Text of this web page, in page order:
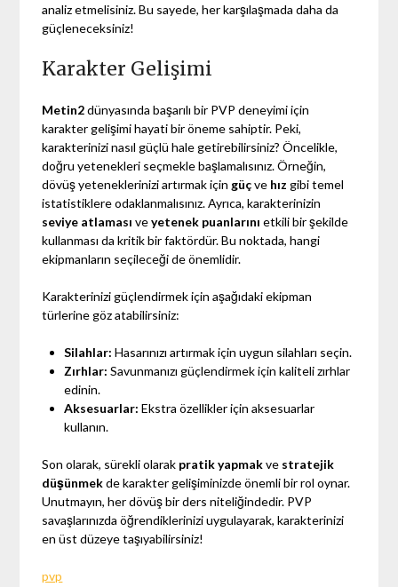
analiz etmelisiniz. Bu sayede, her karşılaşmada daha da
güçleneceksiniz!
Karakter Gelişimi
Metin2dünyasında başarılı bir PVP deneyimi için
karakter gelişimi hayati bir öneme sahiptir. Peki,
karakterinizi nasıl güçlü hale getirebilirsiniz? Öncelikle,
doğru yetenekleri seçmekle başlamalısınız. Örneğin,
dövüş yeteneklerinizi artırmak için güçve hız gibi temel
istatistiklere odaklanmalısınız. Ayrıca, karakterinizin
seviye atlaması veyetenek puanlarını etkili bir şekilde
kullanması da kritik bir faktördür. Bu noktada, hangi
ekipmanların seçileceği de önemlidir.
Karakterinizi güçlendirmek için aşağıdaki ekipman
türlerine göz atabilirsiniz:
Silahlar: Hasarınızı artırmak için uygun silahları seçin.
Zırhlar: Savunmanızı güçlendirmek için kaliteli zırhlar
edinin.
Aksesuarlar: Ekstra özellikler için aksesuarlar
kullanın.
Son olarak, sürekli olarak pratik yapmakve stratejik
düşünmekde karakter gelişiminizde önemli bir rol oynar.
Unutmayın, her dövüş bir ders niteliğindedir. PVP
savaşlarınızda öğrendiklerinizi uygulayarak, karakterinizi
en üst düzeye taşıyabilirsiniz!
pvp